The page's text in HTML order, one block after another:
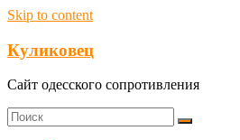
Skip to content
Куликовец
Сайт одесского сопротивления